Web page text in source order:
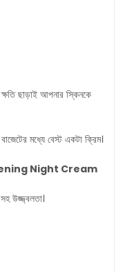
ছাড়াই আপনার স্কিনকে
মধ্যে বেস্ট একটা ক্রিম।
Night Cream
উজ্জ্বলতা।